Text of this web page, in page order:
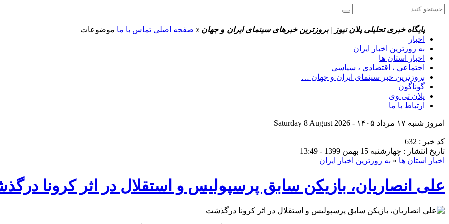
پایگاه خبری تحلیلی پلان نیوز | بروزترین خبرهای سینمای ایران و جهان x صفحه اصلی تماس با ما موضوعات
اخبار
به روزترین اخبار ایران
اخبار استان ها
اجتماعی ، اقتصادی ، سیاسی
بروزترین خبر سینمای ایران و جهان …
گوناگون
پلان تی وی
ارتباط با ما
امروز شنبه ۱۷ مرداد ۱۴۰۵ - Saturday 8 August 2026
کد خبر : 632
تاریخ انتشار : چهارشنبه 15 بهمن 1399 - 13:49
اخبار استان ها « به روزترین اخبار ایران
علی انصاریان، بازیکن سابق پرسپولیس و استقلال در اثر کرونا